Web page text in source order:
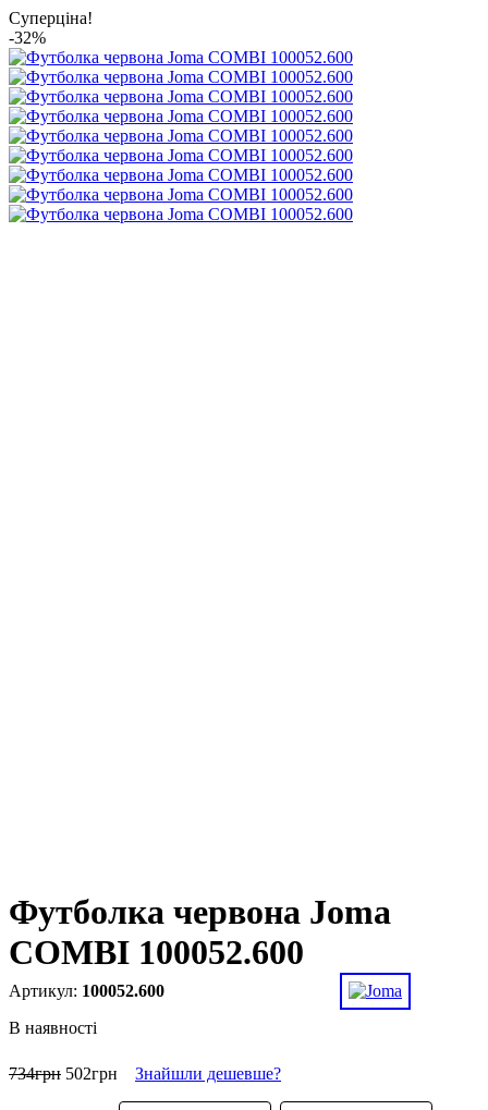
Суперціна!
-32%
Футболка червона Joma
COMBI 100052.600
100052.600
В наявності
734грн 502грн Знайшли дешевше?